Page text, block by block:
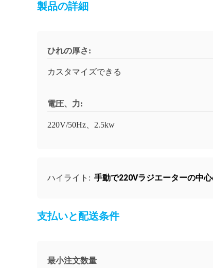
製品の詳細
ひれの厚さ:
カスタマイズできる
電圧、力:
220V/50Hz、2.5kw
ハイライト: 手動で220Vラジエーターの中
支払いと配送条件
最小注文数量